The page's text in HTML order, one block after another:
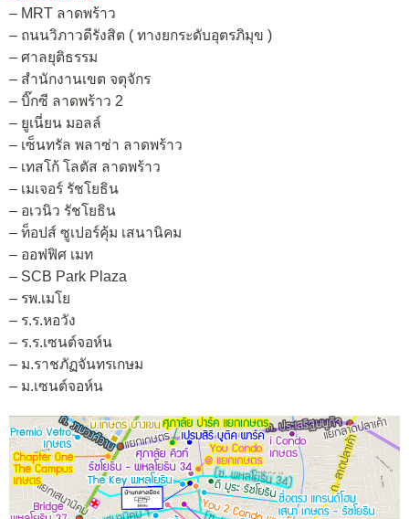
– MRT ลาดพร้าว
– ถนนวิภาวดีรังสิต ( ทางยกระดับอุตรภิมุข )
– ศาลยุติธรรม
– สำนักงานเขต จตุจักร
– บิ๊กซี ลาดพร้าว 2
– ยูเนี่ยน มอลล์
– เซ็นทรัล พลาซ่า ลาดพร้าว
– เทสโก้ โลตัส ลาดพร้าว
– เมเจอร์ รัชโยธิน
– อเวนิว รัชโยธิน
– ท็อปส์ ซูเปอร์คุ้ม เสนานิคม
– ออฟฟิศ เมท
– SCB Park Plaza
– รพ.เมโย
– ร.ร.หอวัง
– ร.ร.เซนต์จอห์น
– ม.ราชภัฏจันทรเกษม
– ม.เซนต์จอห์น